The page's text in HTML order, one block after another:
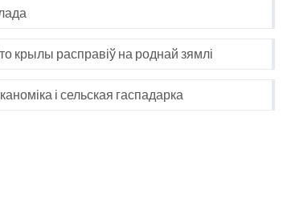
крылы расправіў на роднай зямлі
і сельская гаспадарка